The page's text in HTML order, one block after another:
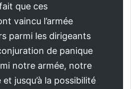
que ces
vaincu l’armée
parmi les dirigeants
de panique
notre armée, notre
jusqu’à la possibilité